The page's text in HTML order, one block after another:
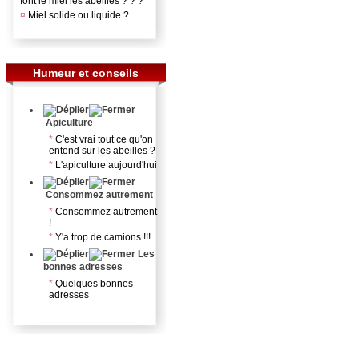
¤ Miel solide ou liquide ?
Humeur et conseils
Apiculture
* C'est vrai tout ce qu'on
entend sur les abeilles ?
* L'apiculture aujourd'hui
Consommez autrement
* Consommez autrement
!
* Y'a trop de camions !!!
Les
bonnes adresses
* Quelques bonnes
adresses